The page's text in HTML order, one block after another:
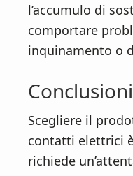
l’accumulo di
comportare
inquinamento o
Conclusioni
Scegliere il
contatti elettrici
richiede